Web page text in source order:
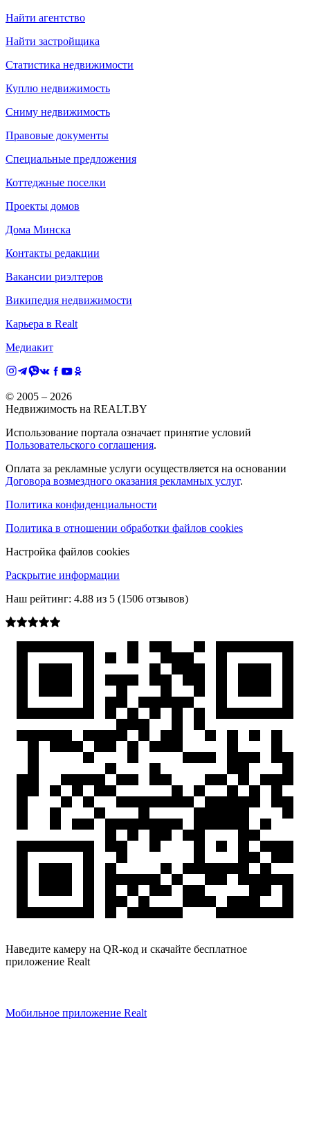
Найти агентство
Найти застройщика
Статистика недвижимости
Куплю недвижимость
Сниму недвижимость
Правовые документы
Специальные предложения
Коттеджные поселки
Проекты домов
Дома Минска
Контакты редакции
Вакансии риэлтеров
Википедия недвижимости
Карьера в Realt
Медиакит
© 2005 – 2026
Недвижимость на REALT.BY
Использование портала означает принятие условий
Пользовательского соглашения.
Оплата за рекламные услуги осуществляется на основании
Договора возмездного оказания рекламных услуг.
Политика конфиденциальности
Политика в отношении обработки файлов cookies
Настройка файлов cookies
Раскрытие информации
Наш рейтинг: 4.88 из 5 (1506 отзывов)
Наведите камеру на QR-код и скачайте бесплатное
приложение Realt
Мобильное приложение Realt